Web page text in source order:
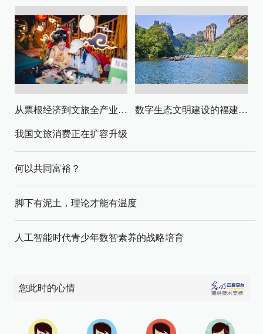
从票根经济到文旅全产业链升级 数字生态文明建设的福建路径与启示
我国文旅消费正在扩容升级
何以共同富裕？
脚下有泥土，理论才能有温度
人工智能时代青少年数智素养的战略培育
您此时的心情